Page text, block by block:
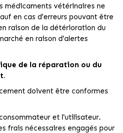
médicaments vétérinaires ne
en cas d'erreurs pouvant être
raison de la détérioration du
en raison d'alertes
de la réparation ou du
doivent être conformes
et l'utilisateur.
frais nécessaires engagés pour